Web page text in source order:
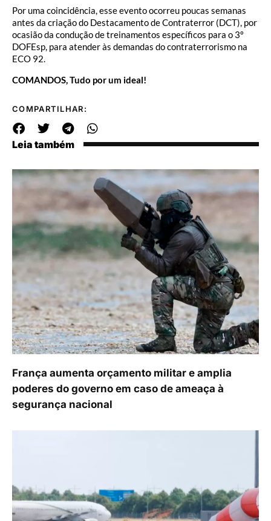
Por uma coincidência, esse evento ocorreu poucas semanas
antes da criação do Destacamento de Contraterror (DCT), por
ocasião da condução de treinamentos específicos para o 3º
DOFEsp, para atender às demandas do contraterrorismo na
ECO 92.
COMANDOS, Tudo por um ideal!
COMPARTILHAR:
Leia também
França aumenta orçamento militar e amplia
poderes do governo em caso de ameaça à
segurança nacional